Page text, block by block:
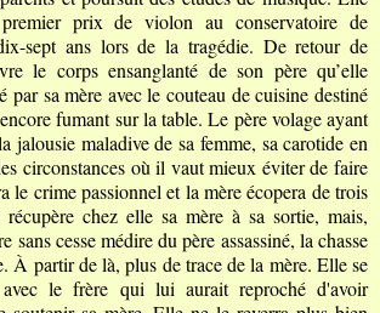
prix de violon au conservatoire de
sept ans lors de la tragédie. De retour de
le corps ensanglanté de son père qu’elle
par sa mère avec le couteau de cuisine destiné
fumant sur la table. Le père volage ayant
jalousie maladive de sa femme, sa carotide en
circonstances où il vaut mieux éviter de faire
le crime passionnel et la mère écopera de trois
chez elle sa mère à sa sortie, mais,
sans cesse médire du père assassiné, la chasse
À partir de là, plus de trace de la mère. Elle se
avec le frère qui lui aurait reproché d'avoir